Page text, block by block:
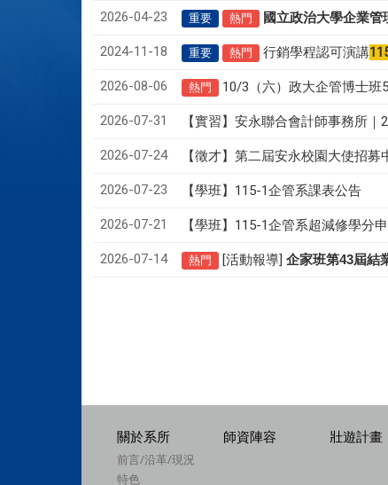
2026-04-23 重要 熱門 國立政治大學企業管
2024-11-18 重要 熱門 行銷學程認可演講
2026-08-06 熱門 10/3（六）政大企管博士班
2026-07-31 【實習】安永聯合會計師事務所
2026-07-24 【徵才】第二屆安永校園大使招募
2026-07-23 【學班】115-1企管系課表公告
2026-07-21 【學班】115-1企管系超減修學分
2026-07-14 熱門 [活動報導]企家班第43屆結
關於系所
前言/沿革/現況
特色
師資陣容 壯遊計畫